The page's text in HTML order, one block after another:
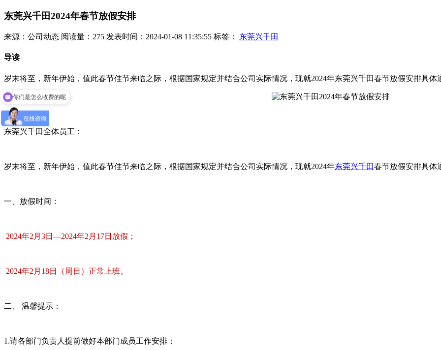
东莞兴千田2024年春节放假安排
来源：公司动态 阅读量：275 发表时间：2024-01-08 11:35:55 标签： 东莞兴千田
导读
岁末将至，新年伊始，值此春节佳节来临之际，根据国家规定并结合公司实际情况，现就2024年东莞兴千田春节放假安排具体
东莞兴千田全体员工：
岁末将至，新年伊始，值此春节佳节来临之际，根据国家规定并结合公司实际情况，现就2024年东莞兴千田春节放假安排具体
一、放假时间：
2024年2月3日—2024年2月17日放假；
2024年2月18日（周日）正常上班。
二、 温馨提示：
1.请各部门负责人提前做好本部门成员工作安排；